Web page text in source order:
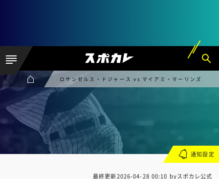
ロサンゼルス・ドジャース vs マイアミ・マーリンズ
最終更新2026-04-28 00:10 byスポカレ公式
通知設定